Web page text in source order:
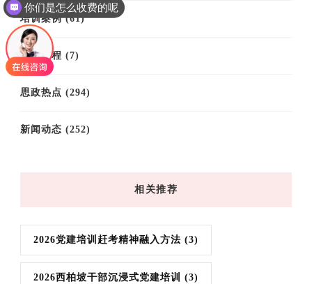
培训案例(61)
培训课程 (7)
思政热点 (294)
新闻动态 (252)
相关推荐
2026党建培训赶考精神融入方法 (3)
2026西柏坡干部沉浸式党建培训 (3)
你们是怎么收费的呢